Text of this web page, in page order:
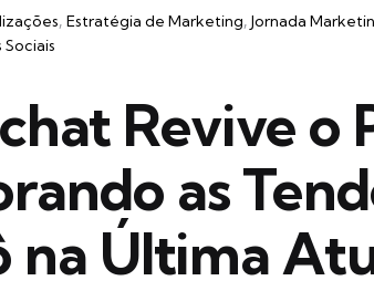
Estratégia de Marketing Jornada
Sociais
Revive o
as
na Última